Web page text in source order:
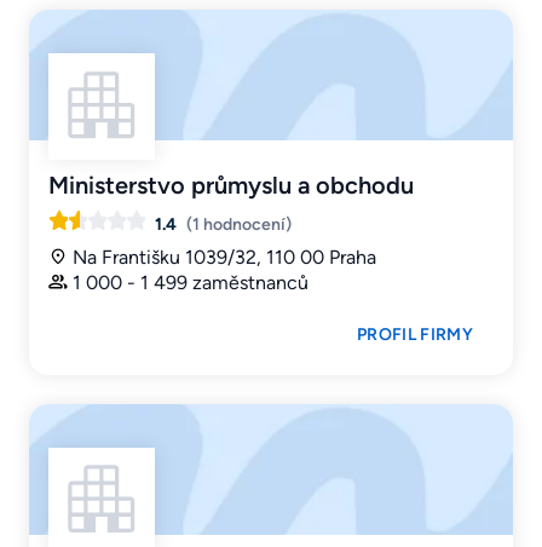
Ministerstvo průmyslu a obchodu
1.4 (1 hodnocení)
Na Františku 1039/32, 110 00 Praha
1 000 - 1 499 zaměstnanců
PROFIL FIRMY